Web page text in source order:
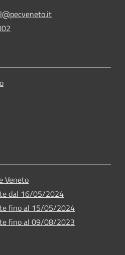
Veneto
dal 16/05/2024
fino al 15/05/2024
fino al 09/08/2023